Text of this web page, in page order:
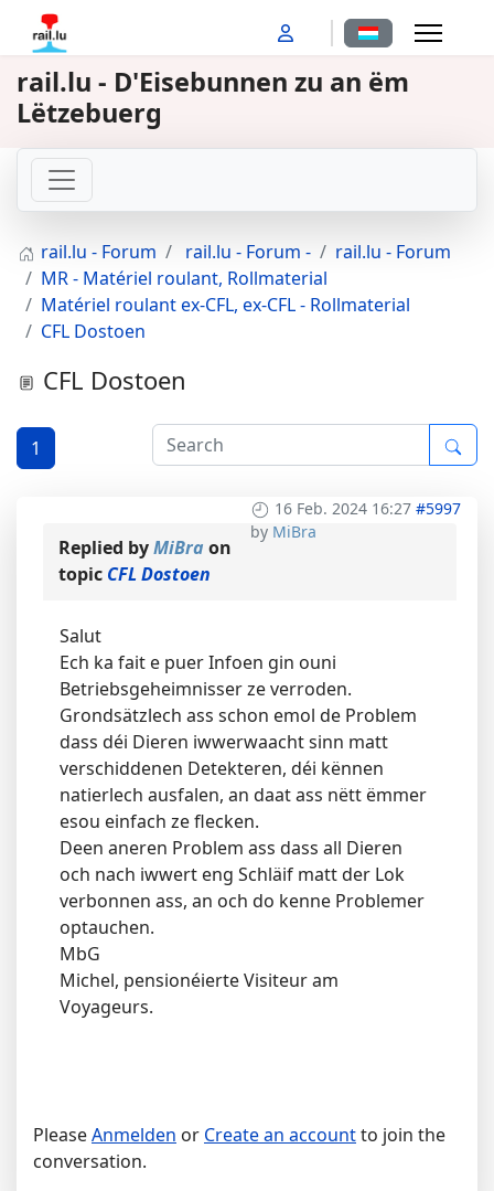
Sprache
rail.lu - D'Eisebunnen zu an ëm
Lëtzebuerg
rail.lu - Forum rail.lu - Forum -
rail.lu - Forum
MR - Matériel roulant, Rollmaterial
Matériel roulant ex-CFL, ex-CFL - Rollmaterial
CFL Dostoen
CFL Dostoen
1
16 Feb. 2024 16:27 #5997
by MiBra
Replied byMiBra on
topic CFL Dostoen
Salut
Ech ka fait e puer Infoen gin ouni
Betriebsgeheimnisser ze verroden.
Grondsätzlech ass schon emol de Problem
dass déi Dieren iwwerwaacht sinn matt
verschiddenen Detekteren, déi kënnen
natierlech ausfalen, an daat ass nëtt ëmmer
esou einfach ze flecken.
Deen aneren Problem ass dass all Dieren
och nach iwwert eng Schläif matt der Lok
verbonnen ass, an och do kenne Problemer
optauchen.
MbG
Michel, pensionéierte Visiteur am
Voyageurs.
PleaseAnmelden or Create an accountto join the
conversation.